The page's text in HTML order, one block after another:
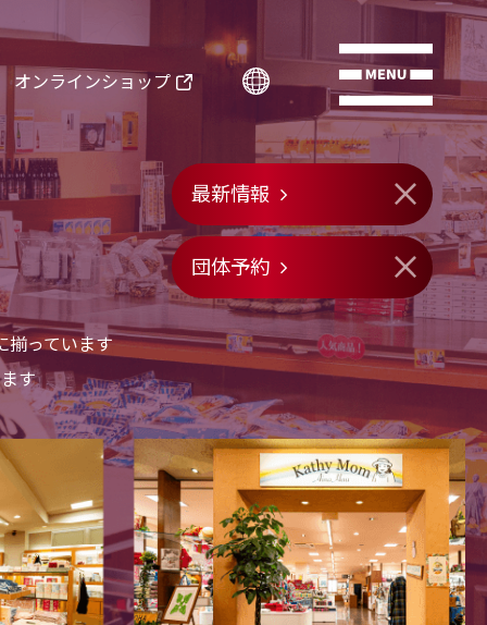
オンラインショップ
揃っています
す
最新情報
団体予約